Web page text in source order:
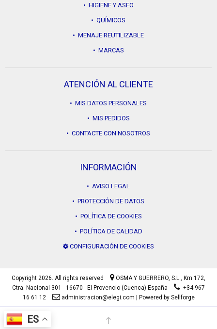
• HIGIENE Y ASEO
• QUÍMICOS
• MENAJE REUTILIZABLE
• MARCAS
ATENCIÓN AL CLIENTE
• MIS DATOS PERSONALES
• MIS PEDIDOS
• CONTACTE CON NOSOTROS
INFORMACIÓN
• AVISO LEGAL
• PROTECCIÓN DE DATOS
• POLÍTICA DE COOKIES
• POLÍTICA DE CALIDAD
CONFIGURACIÓN DE COOKIES
Copyright 2026. All rights reserved OSMA Y GUERRERO, S.L., Km.172,
Ctra. Nacional 301 - 16670 - El Provencio (Cuenca) España
+34 967
16 61 12
administracion@elegi.com Powered by Sellforge
ES